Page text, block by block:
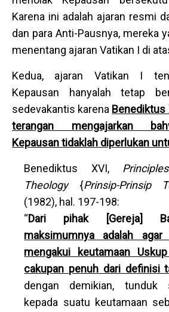
Karena ini adalah ajaran resmi
dan para Anti-Pausnya, mereka
menentang ajaran Vatikan I di
Kedua, ajaran Vatikan I
Kepausan hanyalah tetap
sedevakantis karena Benediktus
terangan mengajarkan
Kepausan tidaklah diperlukan
Benediktus XVI,
Theology{Prinsip-Prinsip
(1982), hal. 197-198:
“Dari pihak [Gereja]
maksimumnya adalah
mengakui keutamaan
cakupan penuh dari definisi
dengan demikian, tunduk
kepada suatu keutamaan